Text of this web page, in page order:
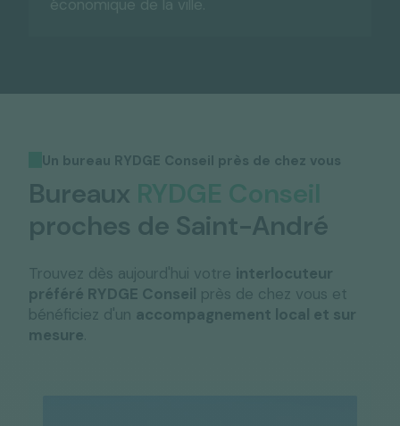
Un bureau RYDGE Conseil près de chez vous
Bureaux RYDGE Conseil
proches de Saint-André
Trouvez dès aujourd'hui votre interlocuteur
préféré RYDGE Conseil près de chez vous et
bénéficiez d'un accompagnement local et sur
mesure